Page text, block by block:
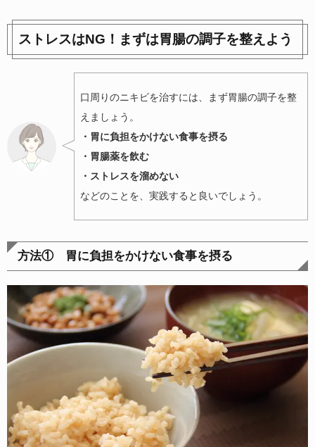
ストレスはNG！まずは胃腸の調子を整えよう
口周りのニキビを治すには、まず胃腸の調子を整
えましょう。
・胃に負担をかけない食事を摂る
・胃腸薬を飲む
・ストレスを溜めない
などのことを、実践すると良いでしょう。
方法① 胃に負担をかけない食事を摂る